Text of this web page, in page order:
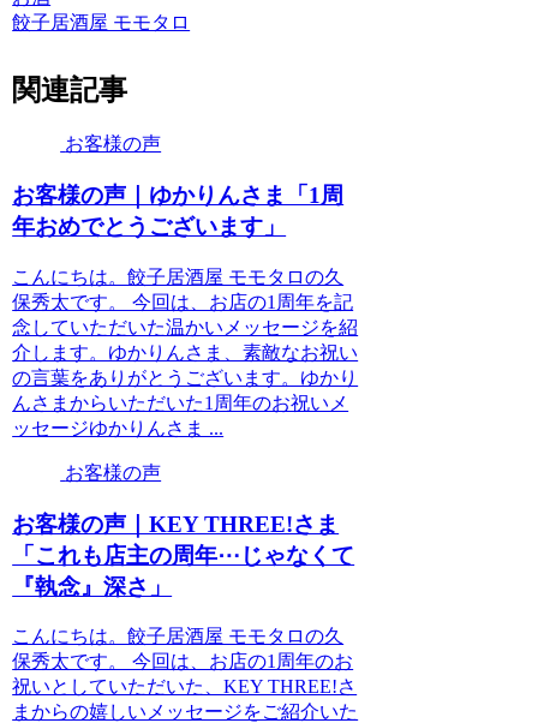
餃子居酒屋 モモタロ
関連記事
お客様の声
お客様の声｜ゆかりんさま「1周
年おめでとうございます」
こんにちは。餃子居酒屋 モモタロの久
保秀太です。 今回は、お店の1周年を記
念していただいた温かいメッセージを紹
介します。ゆかりんさま、素敵なお祝い
の言葉をありがとうございます。ゆかり
んさまからいただいた1周年のお祝いメ
ッセージゆかりんさま ...
お客様の声
お客様の声｜KEY THREE!さま
「これも店主の周年⋯じゃなくて
『執念』深さ」
こんにちは。餃子居酒屋 モモタロの久
保秀太です。 今回は、お店の1周年のお
祝いとしていただいた、KEY THREE!さ
まからの嬉しいメッセージをご紹介いた